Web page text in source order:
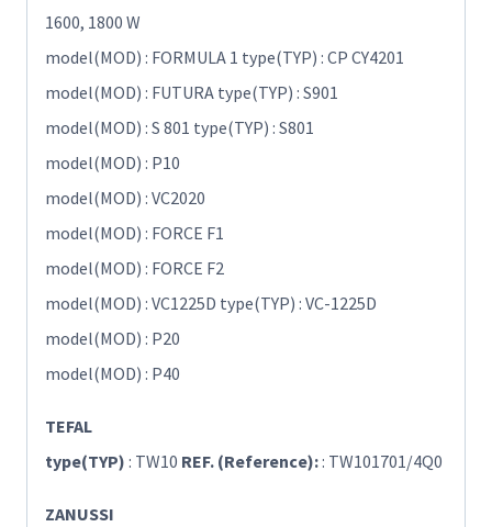
1600, 1800 W
model(MOD) : FORMULA 1 type(TYP) : CP CY4201
model(MOD) : FUTURA type(TYP) : S901
model(MOD) : S 801 type(TYP) : S801
model(MOD) : P10
model(MOD) : VC2020
model(MOD) : FORCE F1
model(MOD) : FORCE F2
model(MOD) : VC1225D type(TYP) : VC-1225D
model(MOD) : P20
model(MOD) : P40
TEFAL
type(TYP) : TW10 REF. (Reference):: TW101701/4Q0
ZANUSSI